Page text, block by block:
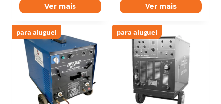
Ver mais Ver mais
para aluguel para aluguel